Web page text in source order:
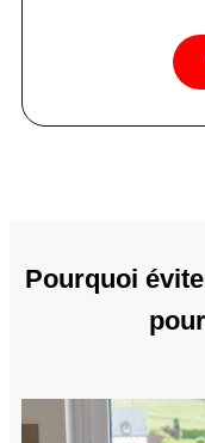
Pourquoi